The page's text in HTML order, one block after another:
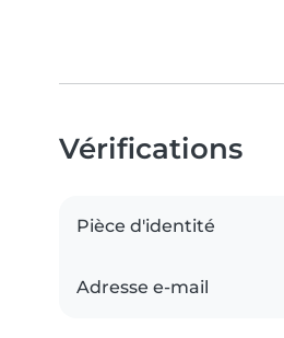
Vérifications
Pièce d'identité
Adresse e-mail